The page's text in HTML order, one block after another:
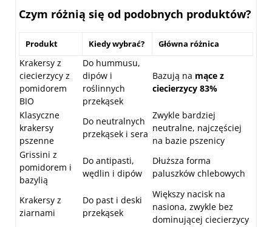
Czym różnią się od podobnych produktów?
Produkt Kiedy wybrać? Główna różnica
Krakersy z
ciecierzycy z
pomidorem
BIO
Do hummusu,
dipów i
roślinnych
przekąsek
Bazują na mące z
ciecierzycy 83%
Klasyczne
krakersy
pszenne
Do neutralnych
przekąsek i sera
Zwykle bardziej
neutralne, najczęściej
na bazie pszenicy
Grissini z
pomidorem i
bazylią
Do antipasti,
wędlin i dipów
Dłuższa forma
paluszków chlebowych
Krakersy z
ziarnami
Do past i deski
przekąsek
Większy nacisk na
nasiona, zwykle bez
dominującej ciecierzycy